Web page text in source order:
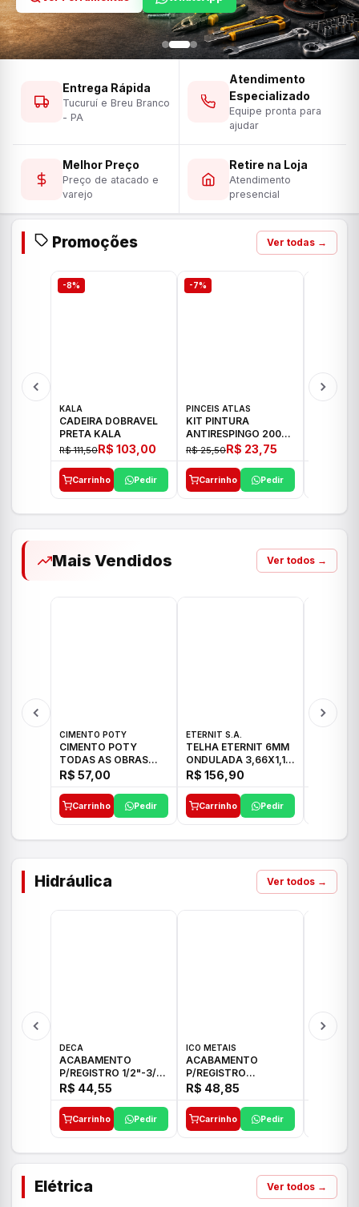
Entrega Rápida
Tucuruí e Breu Branco
- PA
Atendimento
Especializado
Equipe pronta para
ajudar
Melhor Preço
Preço de atacado e
varejo
Retire na Loja
Atendimento
presencial
Promoções Ver todas →
-8%
KALA
CADEIRA DOBRAVEL
PRETA KALA
R$ 111,50R$ 103,00
Carrinho Pedir
-7%
PINCEIS ATLAS
KIT PINTURA
ANTIRESPINGO 2003
ATLAS 03 PCS
R$ 25,50R$ 23,75
Carrinho Pedir
Mais Vendidos Ver todos →
CIMENTO POTY
CIMENTO POTY
TODAS AS OBRAS
50KG CP-II F/32
R$ 57,00
Carrinho Pedir
ETERNIT S.A.
TELHA ETERNIT 6MM
ONDULADA 3,66X1,10
48,80KG
R$ 156,90
Carrinho Pedir
Hidráulica Ver todos →
DECA
ACABAMENTO
P/REGISTRO 1/2"-3/4"
E 1"C21.PQ DECA
R$ 44,55
Carrinho Pedir
ICO METAIS
ACABAMENTO
P/REGISTRO
1/2"-3/4"-1" ACB M
CS 33 ICO
R$ 48,85
Carrinho Pedir
Elétrica Ver todos →